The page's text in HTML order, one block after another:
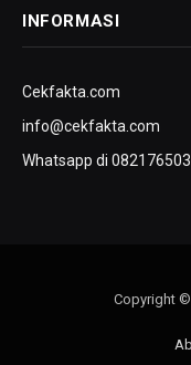
INFORMASI
Cekfakta.com
info@cekfakta.com
Whatsapp di
Copyright